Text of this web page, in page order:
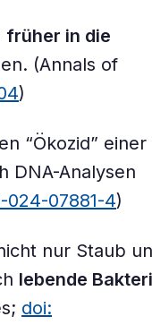
früher in die
(Annals of
)
“Ökozid” einer
DNA-Analysen
024-07881-4)
nur Staub
lebende
doi: